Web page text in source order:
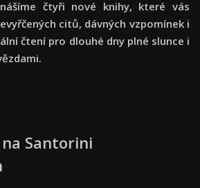
čtyři nové knihy, které vás
citů, dávných vzpomínek i
čtení pro dlouhé dny plné slunce i
Santorini